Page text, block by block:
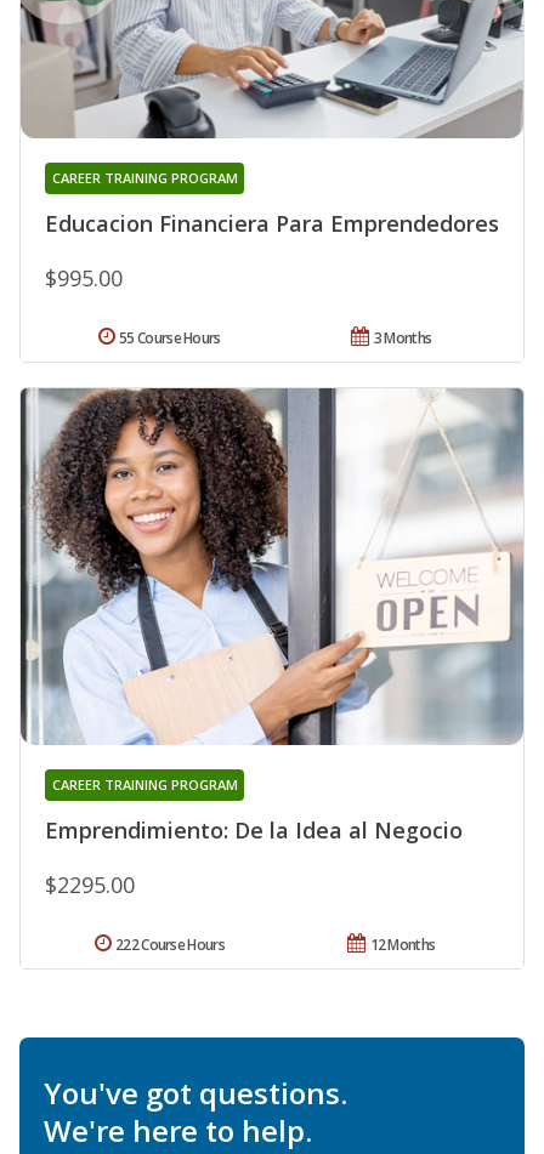
Educacion Financiera Para Emprendedores
CAREER TRAINING PROGRAM
$995.00
3 Months
55 Course Hours
Emprendimiento: De la Idea al Negocio
CAREER TRAINING PROGRAM
$2295.00
12 Months
222 Course Hours
You've got questions.
We're here to help.